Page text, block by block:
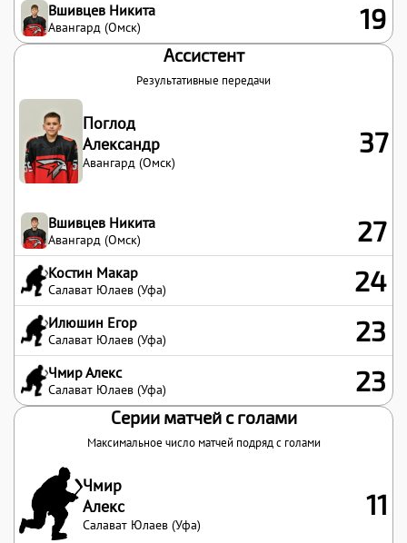
Вшивцев Никита
Авангард (Омск) 19
Ассистент
Результативные передачи
Поглод
Александр
Авангард (Омск)
37
Вшивцев Никита
Авангард (Омск) 27
Костин Макар
Салават Юлаев (Уфа) 24
Илюшин Егор
Салават Юлаев (Уфа) 23
Чмир Алекс
Салават Юлаев (Уфа) 23
Серии матчей с голами
Максимальное число матчей подряд с голами
Чмир
Алекс
Салават Юлаев (Уфа)
11